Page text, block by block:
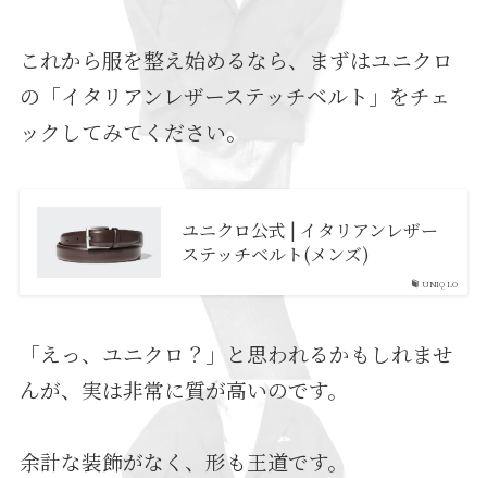
これから服を整え始めるなら、まずはユニクロ
の「イタリアンレザーステッチベルト」をチェ
ックしてみてください。
UNIQLO
ユニクロ公式 | イタリアンレザー
ステッチベルト(メンズ)
「えっ、ユニクロ？」と思われるかもしれませ
んが、実は非常に質が高いのです。
余計な装飾がなく、形も王道です。